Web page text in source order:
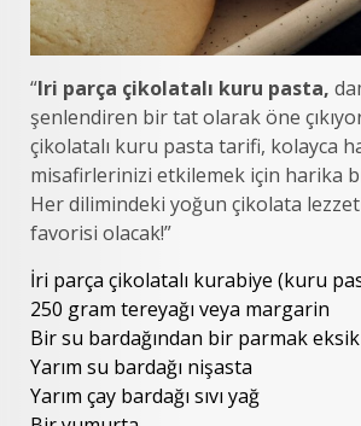
“Iri parça çikolatalı kuru pasta,
şenlendiren bir tat olarak öne
çikolatalı kuru pasta tarifi, kolayca
misafirlerinizi etkilemek için harika
Her dilimindeki yoğun çikolata
favorisi olacak!”
İri parça çikolatalı kurabiye (kuru
250 gram tereyağı veya margarin
Bir su bardağından bir parmak
Yarım su bardağı nişasta
Yarım çay bardağı sıvı yağ